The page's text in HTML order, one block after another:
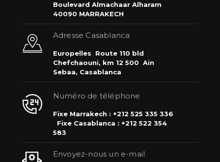
Boulevard Almachaar Alharam
40090 MARRAKECH
Adresse Casablanca
Europelles
Route 110 bld
Chefchaouni, km 12 500 Ain
Sebaa, Casablanca
Numéro de téléphone
Fixe Marrakech : +212 525 335 336
Fixe Casablanca : +212 522 354
583
Envoyez-nous un e-mail